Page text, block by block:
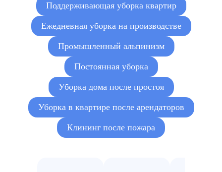
Химчистка мягкой мебели от 1 500 руб.
Удаление запаха гари от 100 руб./м²
Поддерживающая уборка квартир
Ежедневная уборка на производстве
Промышленный альпинизм
Постоянная уборка
Уборка дома после простоя
Уборка в квартире после арендаторов
Клининг после пожара